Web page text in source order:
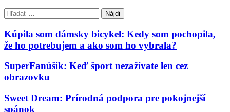
Hľadať:
Kúpila som dámsky bicykel: Kedy som pochopila,
že ho potrebujem a ako som ho vybrala?
SuperFanúšik: Keď šport nezažívate len cez
obrazovku
Sweet Dream: Prírodná podpora pre pokojnejší
spánok